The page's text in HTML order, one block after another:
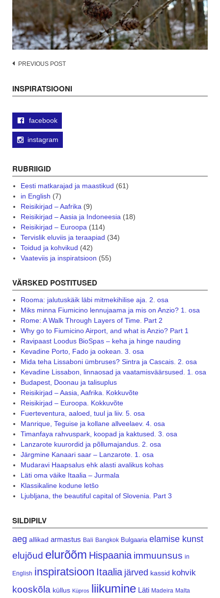
Post
PREVIOUS POST
INSPIRATSIOONI
facebook
instagram
RUBRIIGID
Eesti matkarajad ja maastikud (61)
in English (7)
Reisikirjad – Aafrika (9)
Reisikirjad – Aasia ja Indoneesia (18)
Reisikirjad – Euroopa (114)
Tervislik eluviis ja teraapiad (34)
Toidud ja kohvikud (42)
Vaateviis ja inspiratsioon (55)
VÄRSKED POSTITUSED
Rooma: jalutuskäik läbi mitmekihilise aja. 2. osa
Miks minna Fiumicino lennujaama ja mis on Anzio? 1. osa
Rome: A Walk Through Layers of Time. Part 2
Why go to Fiumicino Airport, and what is Anzio? Part 1
Ravipaast Loodus BioSpas – keha ja hinge nauding
Kevadine Porto, Fado ja ookean. 3. osa
Mida teha Lissaboni ümbruses? Sintra ja Cascais. 2. osa
Kevadine Lissabon, linnaosad ja vaatamisväärsused. 1. osa
Budapest, Doonau ja talisuplus
Reisikirjad – Aasia, Aafrika. Kokkuvõte
Reisikirjad – Euroopa. Kokkuvõte
Fuerteventura, aaloed, tuul ja liiv. 5. osa
Manrique, Teguise ja kollane allveelaev. 4. osa
Timanfaya rahvuspark, koopad ja kaktused. 3. osa
Lanzarote kuurordid ja põllumajandus. 2. osa
Järgmine Kanaari saar – Lanzarote. 1. osa
Mudaravi Haapsalus ehk alasti avalikus kohas
Läti oma väike Itaalia – Jurmala
Klassikaline kodune letšo
Ljubljana, the beautiful capital of Slovenia. Part 3
SILDIPILV
aeg allikad armastus Bali Bangkok Bulgaaria elamise kunst
elujõud elurõõm Hispaania immuunsus in
English inspiratsioon Itaalia järved kassid kohvik
kooskõla küllus Küpros liikumine Läti Madeira Malta